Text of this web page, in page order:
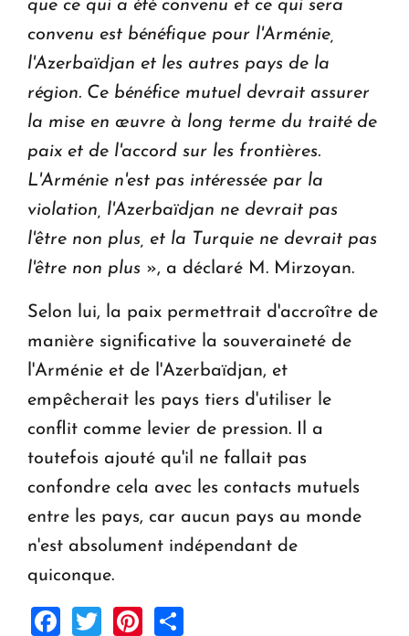
que ce qui a été convenu et ce qui sera
convenu est bénéfique pour l'Arménie,
l'Azerbaïdjan et les autres pays de la
région. Ce bénéfice mutuel devrait assurer
la mise en œuvre à long terme du traité de
paix et de l'accord sur les frontières.
L'Arménie n'est pas intéressée par la
violation, l'Azerbaïdjan ne devrait pas
l'être non plus, et la Turquie ne devrait pas
l'être non plus », a déclaré M. Mirzoyan.
Selon lui, la paix permettrait d'accroître de
manière significative la souveraineté de
l'Arménie et de l'Azerbaïdjan, et
empêcherait les pays tiers d'utiliser le
conflit comme levier de pression. Il a
toutefois ajouté qu'il ne fallait pas
confondre cela avec les contacts mutuels
entre les pays, car aucun pays au monde
n'est absolument indépendant de
quiconque.
Facebook
TwitterPinterest